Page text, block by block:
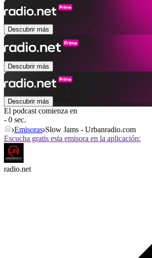
Descubrir más
Descubrir más
Descubrir más
El podcast comienza en
- 0 sec.
Emisoras Slow Jams - Urbanradio.com
Escucha gratis esta emisora en la aplicación:
radio.net